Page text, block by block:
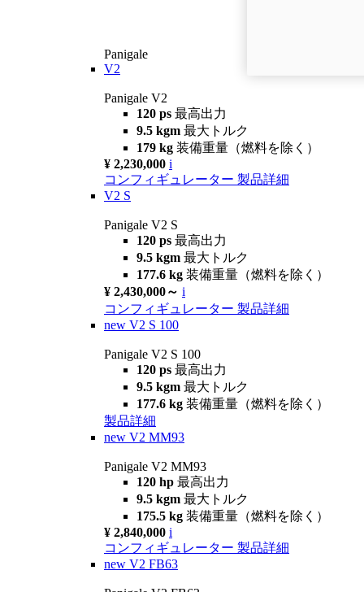
Panigale
V2
Panigale V2
120 ps 最高出力
9.5 kgm 最大トルク
179 kg 装備重量（燃料を除く）
¥ 2,230,000 i
コンフィギュレーター 製品詳細
V2 S
Panigale V2 S
120 ps 最高出力
9.5 kgm 最大トルク
177.6 kg 装備重量（燃料を除く）
¥ 2,430,000～ i
コンフィギュレーター 製品詳細
new V2 S 100
Panigale V2 S 100
120 ps 最高出力
9.5 kgm 最大トルク
177.6 kg 装備重量（燃料を除く）
製品詳細
new V2 MM93
Panigale V2 MM93
120 hp 最高出力
9.5 kgm 最大トルク
175.5 kg 装備重量（燃料を除く）
¥ 2,840,000 i
コンフィギュレーター 製品詳細
new V2 FB63